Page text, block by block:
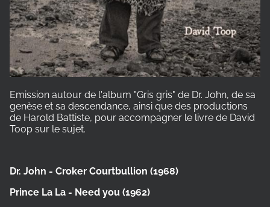
Emission autour de l'album "Gris gris" de Dr. John, de sa
genèse et sa descendance, ainsi que des productions
de Harold Battiste, pour accompagner le livre de David
Toop sur le sujet.
Dr. John - Croker Courtbullion (1968)
Prince La La - Need you (1962)